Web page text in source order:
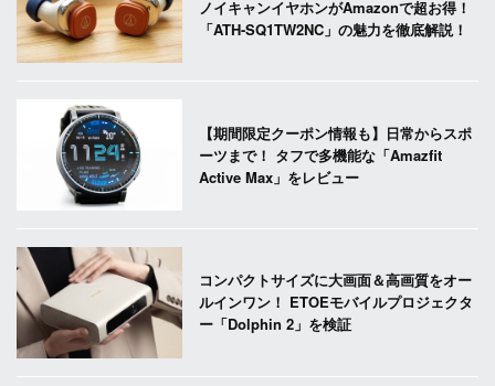
ノイキャンイヤホンがAmazonで超お得！
「ATH-SQ1TW2NC」の魅力を徹底解説！
【期間限定クーポン情報も】日常からスポ
ーツまで！ タフで多機能な「Amazfit
Active Max」をレビュー
コンパクトサイズに大画面＆高画質をオー
ルインワン！ ETOEモバイルプロジェクタ
ー「Dolphin 2」を検証